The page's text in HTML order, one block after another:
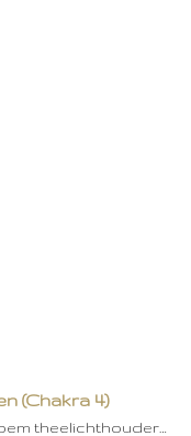
(Chakra 4)
theelichthouder…